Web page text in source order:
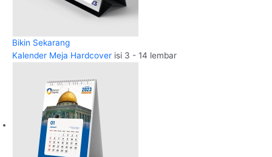
Bikin Sekarang
Kalender Meja Hardcover isi 3 - 14 lembar